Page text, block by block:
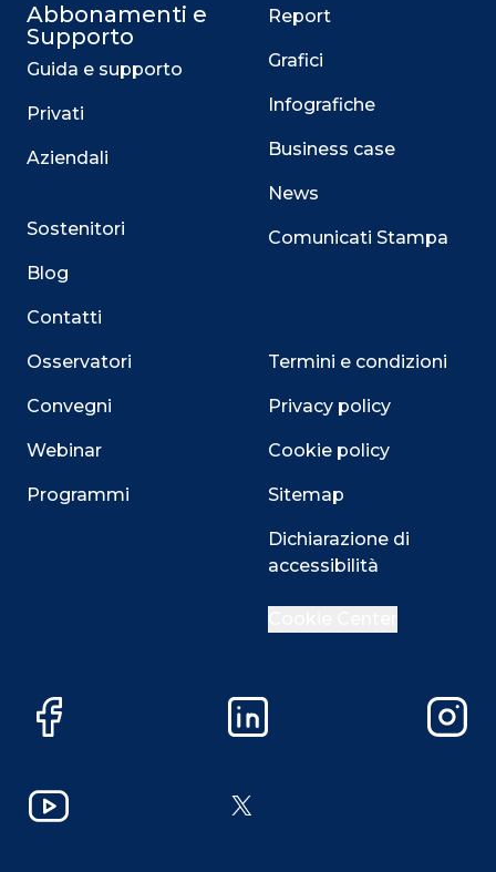
Abbonamenti e
Supporto
Guida e supporto
Privati
Aziendali
Sostenitori
Blog
Contatti
Osservatori
Convegni
Webinar
Programmi
Report
Grafici
Infografiche
Business case
News
Comunicati Stampa
Termini e condizioni
Privacy policy
Cookie policy
Sitemap
Dichiarazione di
accessibilità
Facebook LinkedIn
YouTube X